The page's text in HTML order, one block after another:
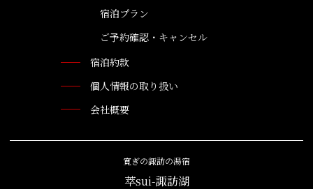
宿泊プラン
ご予約確認・キャンセル
宿泊約款
個人情報の取り扱い
会社概要
寛ぎの諏訪の湯宿
萃sui-諏訪湖